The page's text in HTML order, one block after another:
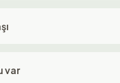
var